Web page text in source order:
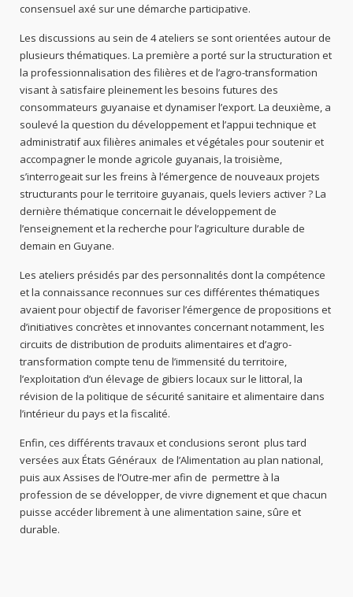
consensuel axé sur une démarche participative.
Les discussions au sein de 4 ateliers se sont orientées autour de
plusieurs thématiques. La première a porté sur la structuration et
la professionnalisation des filières et de l’agro-transformation
visant à satisfaire pleinement les besoins futures des
consommateurs guyanaise et dynamiser l’export. La deuxième, a
soulevé la question du développement et l’appui technique et
administratif aux filières animales et végétales pour soutenir et
accompagner le monde agricole guyanais, la troisième,
s’interrogeait sur les freins à l’émergence de nouveaux projets
structurants pour le territoire guyanais, quels leviers activer ? La
dernière thématique concernait le développement de
l’enseignement et la recherche pour l’agriculture durable de
demain en Guyane.
Les ateliers présidés par des personnalités dont la compétence
et la connaissance reconnues sur ces différentes thématiques
avaient pour objectif de favoriser l’émergence de propositions et
d’initiatives concrètes et innovantes concernant notamment, les
circuits de distribution de produits alimentaires et d’agro-
transformation compte tenu de l’immensité du territoire,
l’exploitation d’un élevage de gibiers locaux sur le littoral, la
révision de la politique de sécurité sanitaire et alimentaire dans
l’intérieur du pays et la fiscalité.
Enfin, ces différents travaux et conclusions seront plus tard
versées aux États Généraux de l’Alimentation au plan national,
puis aux Assises de l’Outre-mer afin de permettre à la
profession de se développer, de vivre dignement et que chacun
puisse accéder librement à une alimentation saine, sûre et
durable.